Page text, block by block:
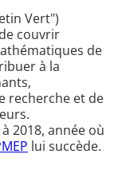
Vert")
couvrir
de
à la
recherche et de
2018, année où
lui succède.